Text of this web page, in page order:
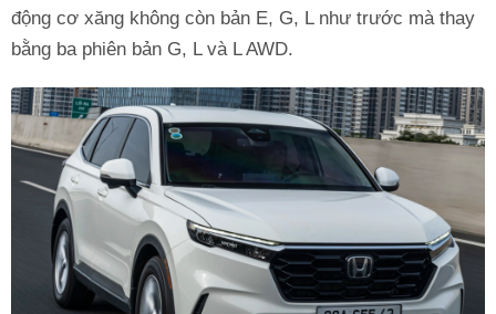
động cơ xăng không còn bản E, G, L như trước mà thay
bằng ba phiên bản G, L và L AWD.